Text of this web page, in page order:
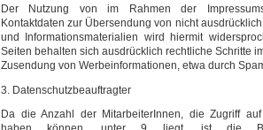
Der Nutzung von im Rahmen der
Kontaktdaten zur Übersendung von nicht
und Informationsmaterialien wird hiermit
Seiten behalten sich ausdrücklich rechtliche Schritte
Zusendung von Werbeinformationen, etwa durch
3. Datenschutzbeauftragter
Da die Anzahl der MitarbeiterInnen, die Zugriff